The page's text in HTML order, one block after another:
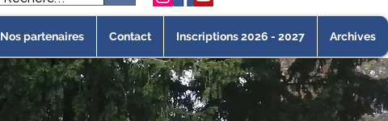
Nos partenaires Contact Inscriptions 2026 - 2027 Archives